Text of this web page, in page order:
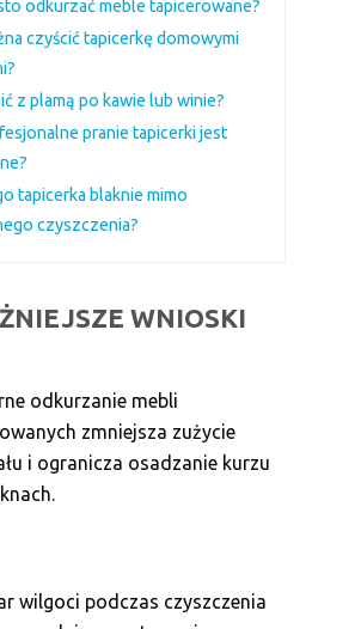
odkurzać meble tapicerowane?
czyścić tapicerkę domowymi
z plamą po kawie lub winie?
pranie tapicerki jest
tapicerka blaknie mimo
czyszczenia?
WNIOSKI
odkurzanie mebli
zmniejsza zużycie
i ogranicza osadzanie kurzu
wilgoci podczas czyszczenia